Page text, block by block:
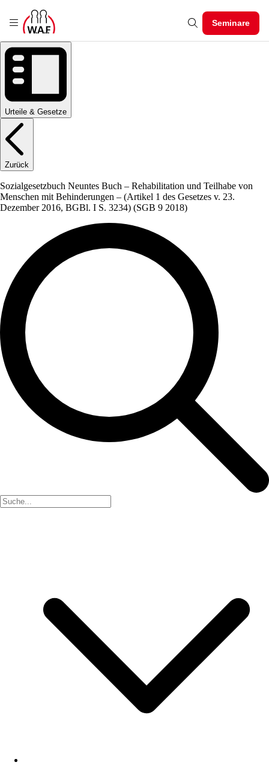
Seminare
Urteile & Gesetze
Zurück
Sozialgesetzbuch Neuntes Buch – Rehabilitation und Teilhabe von
Menschen mit Behinderungen – (Artikel 1 des Gesetzes v. 23.
Dezember 2016, BGBl. I S. 3234) (SGB 9 2018)